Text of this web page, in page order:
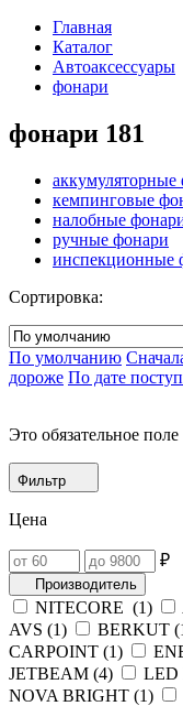
Главная
Каталог
Автоаксессуары
фонари
фонари 181
аккумуляторные
кемпинговые
налобные
ручные фонари
инспекционные
Сортировка:
По умолчанию
дороже По дате
Это обязательное поле
Фильтр
Цена
₽
Производитель
NITECORE (1)
AVS (1) BERKUT (
CARPOINT (1)
JETBEAM (4) LED
NOVA BRIGHT (1)